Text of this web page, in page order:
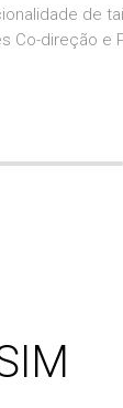
de
Co-direção e